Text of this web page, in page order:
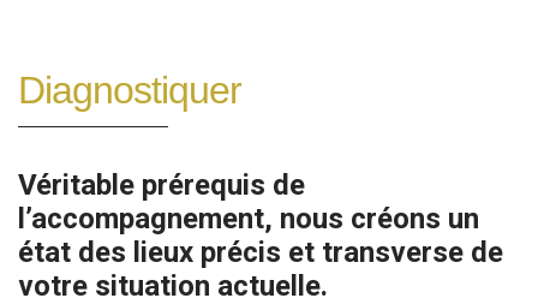
Diagnostiquer
Véritable prérequis de
l’accompagnement, nous créons un
état des lieux précis et transverse de
votre situation actuelle.